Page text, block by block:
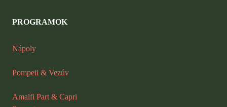
PROGRAMOK
Nápoly
Pompeii & Vezúv
Amalfi Part & Capri